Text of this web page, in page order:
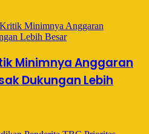
Minimnya Anggaran
Dukungan Lebih